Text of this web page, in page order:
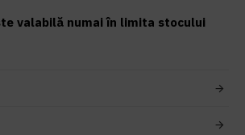
valabilă numai în limita stocului